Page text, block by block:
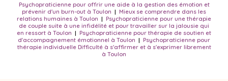
Psychopraticienne pour offrir une aide à la gestion des émotion et
prévenir d'un burn-out à Toulon | Mieux se comprendre dans les
relations humaines à Toulon | Psychopraticienne pour une thérapie
de couple suite à une infidélité et pour travailler sur la jalousie qui
en ressort à Toulon | Psychopraticienne pour thérapie de soutien et
d'accompagnement émotionnel à Toulon | Psychopraticienne pour
thérapie individuelle Difficulté à s'affirmer et à s'exprimer librement
à Toulon